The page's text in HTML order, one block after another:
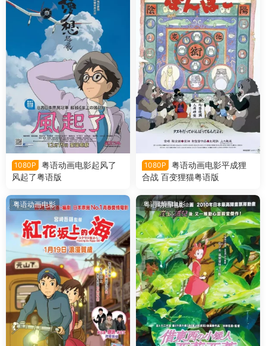
1080P
粤语动画电影起风了
风起了粤语版
1080P
粤语动画电影平成狸
合战 百变狸猫粤语版
粤语动画电影 粤语动画电影